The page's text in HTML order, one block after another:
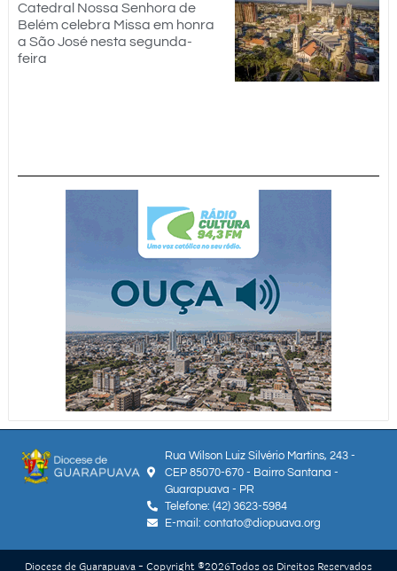
Catedral Nossa Senhora de
Belém celebra Missa em honra
a São José nesta segunda-
feira
Rua Wilson Luiz Silvério Martins, 243 -
CEP 85070-670 - Bairro Santana -
Guarapuava - PR
Telefone: (42) 3623-5984
E-mail: contato@diopuava.org
Diocese de Guarapuava - Copyright ®2026Todos os Direitos Reservados